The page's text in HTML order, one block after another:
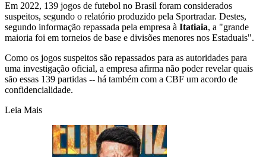
Em 2022, 139 jogos de futebol no Brasil foram considerados
suspeitos, segundo o relatório produzido pela Sportradar. Destes,
segundo informação repassada pela empresa à Itatiaia, a "grande
maioria foi em torneios de base e divisões menores nos Estaduais".
Como os jogos suspeitos são repassados para as autoridades para
uma investigação oficial, a empresa afirma não poder revelar quais
são essas 139 partidas -- há também com a CBF um acordo de
confidencialidade.
Leia Mais